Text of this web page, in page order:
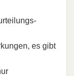
es gibt